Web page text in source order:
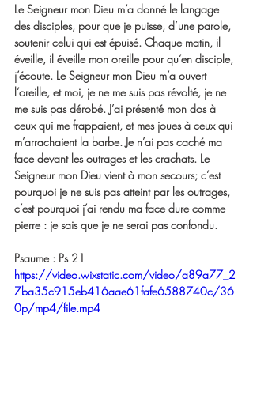
Le Seigneur mon Dieu m’a donné le langage
des disciples, pour que je puisse, d’une parole,
soutenir celui qui est épuisé. Chaque matin, il
éveille, il éveille mon oreille pour qu’en disciple,
j’écoute. Le Seigneur mon Dieu m’a ouvert
l’oreille, et moi, je ne me suis pas révolté, je ne
me suis pas dérobé. J’ai présenté mon dos à
ceux qui me frappaient, et mes joues à ceux qui
m’arrachaient la barbe. Je n’ai pas caché ma
face devant les outrages et les crachats. Le
Seigneur mon Dieu vient à mon secours; c’est
pourquoi je ne suis pas atteint par les outrages,
c’est pourquoi j’ai rendu ma face dure comme
pierre : je sais que je ne serai pas confondu.
Psaume : Ps 21
https://video.wixstatic.com/video/a89a77_2
7ba35c915eb416aae61fafe6588740c/36
0p/mp4/file.mp4